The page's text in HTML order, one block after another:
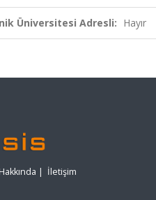
Üniversitesi Adresli: Hayır
| İletişim